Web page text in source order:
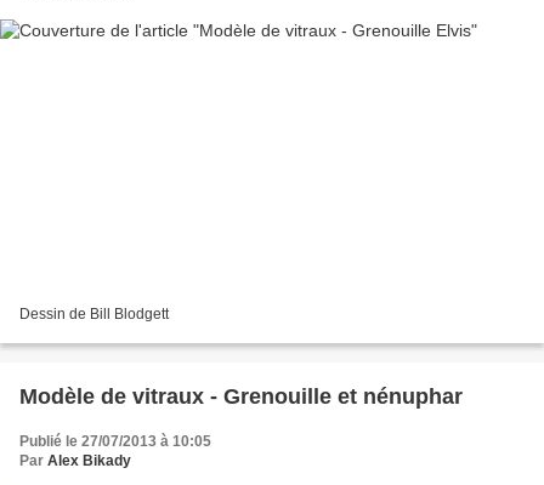
Dessin de Bill Blodgett
Modèle de vitraux - Grenouille et nénuphar
Publié le 27/07/2013 à 10:05
Par Alex Bikady